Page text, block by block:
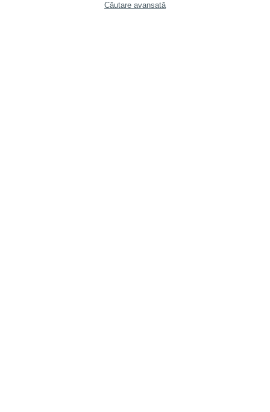
Căutare avansată